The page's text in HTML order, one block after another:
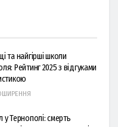
та найгірші школи
Рейтинг 2025 з відгуками
у Тернополі: смерть